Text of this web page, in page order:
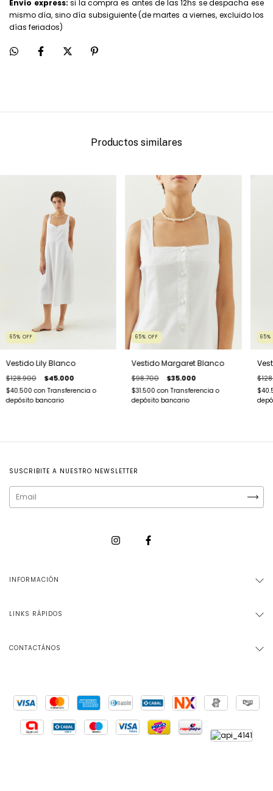
Envío express: si la compra es antes de las 12hs se despacha ese
mismo día, sino día subsiguiente (de martes a viernes, excluido los
días feriados)
Productos similares
65% OFF
Vestido Lily Blanco
$128.900 $45.000
$40.500con Transferencia o
depósito bancario
65% OFF
Vestido Margaret Blanco
$98.700 $35.000
$31.500con Transferencia o
depósito bancario
65%
SUSCRIBITE A NUESTRO NEWSLETTER
INFORMACIÓN
LINKS RÁPIDOS
CONTACTÁNOS